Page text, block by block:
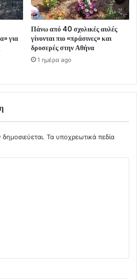
για
Πάνω από 40 σχολικές αυλές
γίνονται πιο «πράσινες» και
δροσερές στην Αθήνα
1 ημέρα ago
Τα υποχρεωτικά πεδία